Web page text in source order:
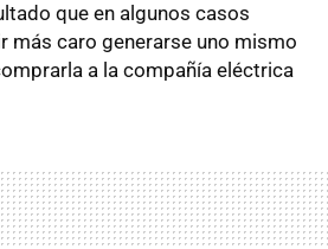
que en algunos casos
más caro generarse uno mismo
a la compañía eléctrica